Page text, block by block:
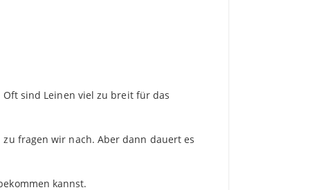
sind Leinen viel zu breit für das
fragen wir nach. Aber dann dauert es
kannst.